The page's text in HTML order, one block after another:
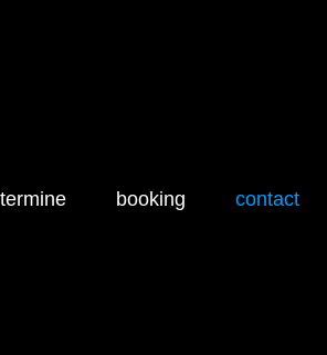
termine booking contact